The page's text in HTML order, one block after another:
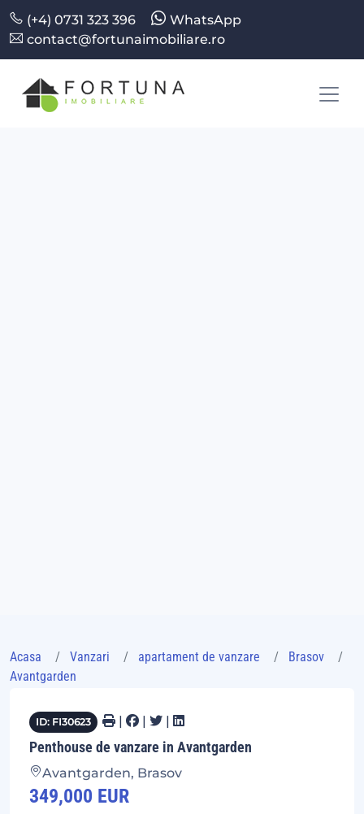
(+4) 0731 323 396
WhatsApp
contact@fortunaimobiliare.ro
Acasa Vanzari apartament de vanzare
Brasov
Avantgarden
ID: FI30623 | | |
Penthouse de vanzare in Avantgarden
Avantgarden, Brasov
349,000 EUR